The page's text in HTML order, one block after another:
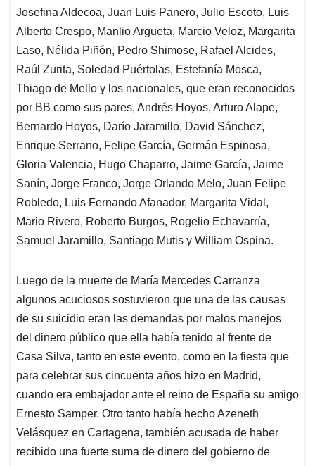
Josefina Aldecoa, Juan Luis Panero, Julio Escoto, Luis
Alberto Crespo, Manlio Argueta, Marcio Veloz, Margarita
Laso, Nélida Piñón, Pedro Shimose, Rafael Alcides,
Raúl Zurita, Soledad Puértolas, Estefanía Mosca,
Thiago de Mello y los nacionales, que eran reconocidos
por BB como sus pares, Andrés Hoyos, Arturo Alape,
Bernardo Hoyos, Darío Jaramillo, David Sánchez,
Enrique Serrano, Felipe García, Germán Espinosa,
Gloria Valencia, Hugo Chaparro, Jaime García, Jaime
Sanín, Jorge Franco, Jorge Orlando Melo, Juan Felipe
Robledo, Luis Fernando Afanador, Margarita Vidal,
Mario Rivero, Roberto Burgos, Rogelio Echavarría,
Samuel Jaramillo, Santiago Mutis y William Ospina.
Luego de la muerte de María Mercedes Carranza
algunos acuciosos sostuvieron que una de las causas
de su suicidio eran las demandas por malos manejos
del dinero público que ella había tenido al frente de
Casa Silva, tanto en este evento, como en la fiesta que
para celebrar sus cincuenta años hizo en Madrid,
cuando era embajador ante el reino de España su amigo
Ernesto Samper. Otro tanto había hecho Azeneth
Velásquez en Cartagena, también acusada de haber
recibido una fuerte suma de dinero del gobierno de